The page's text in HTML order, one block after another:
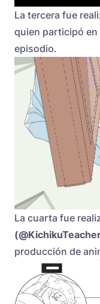
La tercera fue
quien participó
episodio.
La cuarta fue
producción de